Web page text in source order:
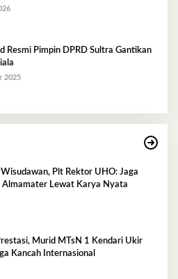
Resmi Pimpin DPRD Sultra Gantikan
2025
Plt Rektor UHO: Jaga
Almamater Lewat Karya Nyata
Murid MTsN 1 Kendari Ukir
Kancah Internasional